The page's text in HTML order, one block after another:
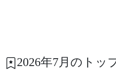
2026年7月のトッ